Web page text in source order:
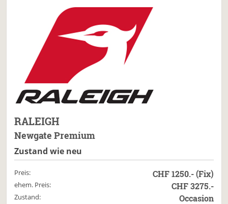
RALEIGH
Newgate Premium
Zustand wie neu
Preis: CHF 1250.- (Fix)
ehem. Preis: CHF 3275.-
Zustand: Occasion